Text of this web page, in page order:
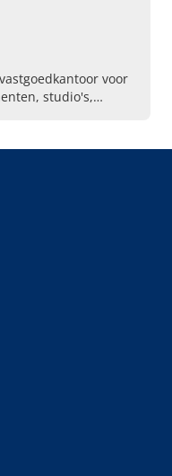
voor
studio's,